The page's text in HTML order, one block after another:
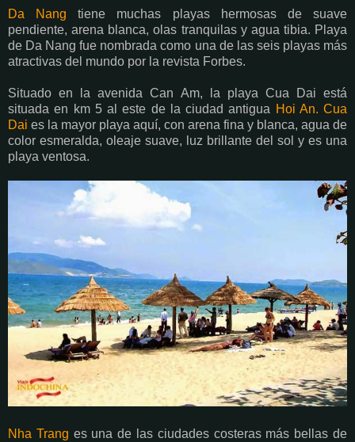
Da Nang tiene muchas playas hermosas de suave
pendiente, arena blanca, olas tranquilas y agua tibia. Playa
de Da Nang fue nombrada como una de las seis playas más
atractivas del mundo por la revista Forbes.
Situado en la avenida Can Am, la playa Cua Dai está
situada en km 5 al este de la ciudad antigua Hoi An. Cua
Dai es la mayor playa aquí, con arena fina y blanca, agua de
color esmeralda, oleaje suave, luz brillante del sol y es una
playa ventosa.
Nha Trang es una de las ciudades costeras más bellas de